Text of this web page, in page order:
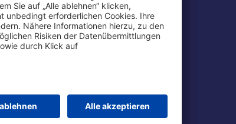
Über uns
Fraport AG
FRA Eventlocations